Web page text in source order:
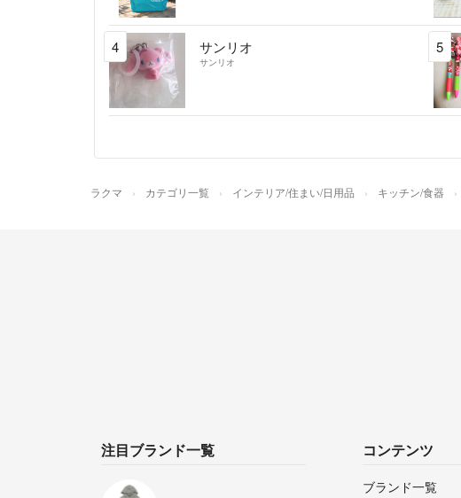
4 サンリオ
サンリオ
5
ラクマ カテゴリ一覧 インテリア/住まい/日用品 キッチン/食器
注目ブランド一覧 コンテンツ
ブランド一覧